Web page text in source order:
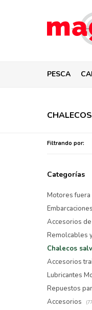
PESCA
Filtrando por:
Categorías
Motores
Embarcaciones
Accesorios de
Remolcables
Chalecos
Accesorios
Lubricantes
Repuestos
Accesorios